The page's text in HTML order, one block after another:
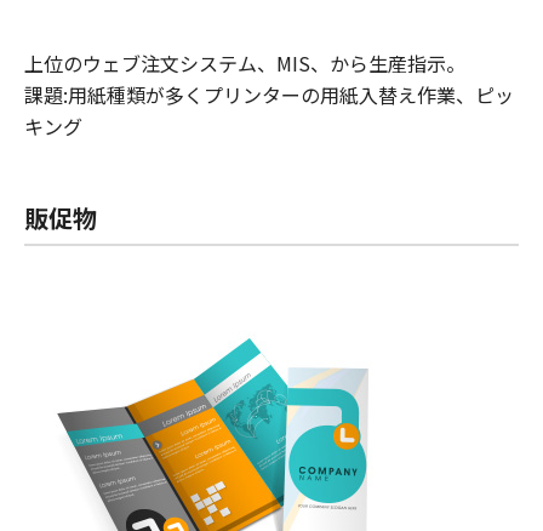
上位のウェブ注文システム、MIS、から生産指示。
課題:用紙種類が多くプリンターの用紙入替え作業、ピッ
キング
販促物